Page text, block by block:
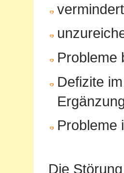
Probleme
Defizite
Probleme
Die